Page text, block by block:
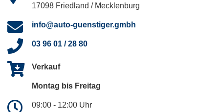
17098 Friedland / Mecklenburg
info@auto-guenstiger.gmbh
03 96 01 / 28 80
Verkauf
Montag bis Freitag
09:00 - 12:00 Uhr